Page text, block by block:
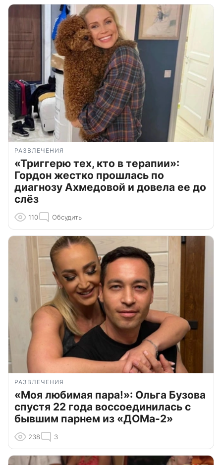
РАЗВЛЕЧЕНИЯ
«Триггерю тех, кто в терапии»:
Гордон жестко прошлась по
диагнозу Ахмедовой и довела ее до
слёз
110 Обсудить
РАЗВЛЕЧЕНИЯ
«Моя любимая пара!»: Ольга Бузова
спустя 22 года воссоединилась с
бывшим парнем из «ДОМа-2»
238 3